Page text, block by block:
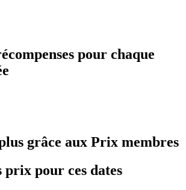
pour chaque
grâce aux Prix membres
prix pour ces dates